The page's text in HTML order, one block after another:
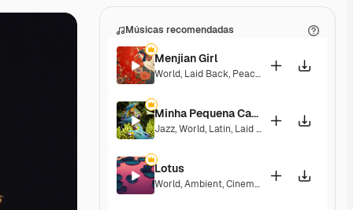
Músicas recomendadas
Menjian Girl
World, Laid Back, Peaceful ,Hopeful
Minha Pequena Casa Rosa
Jazz,World, Latin, Laid Back Peaceful
Lotus
World,Ambient,Cinematic Laid Back